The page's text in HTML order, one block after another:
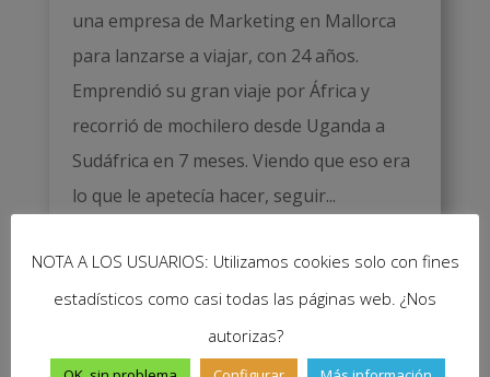
una empresa de Marketing en Mallorca
para lanzarse a viajar, con 24 años.
Emprendió su gran viaje por África y
recorrió de mochilero desde Uganda a
Sudáfrica en 7 meses. Viendo que eso era
lo que le apetecía hacer, seguir...
NOTA A LOS USUARIOS: Utilizamos cookies solo con fines
estadísticos como casi todas las páginas web. ¿Nos
autorizas?